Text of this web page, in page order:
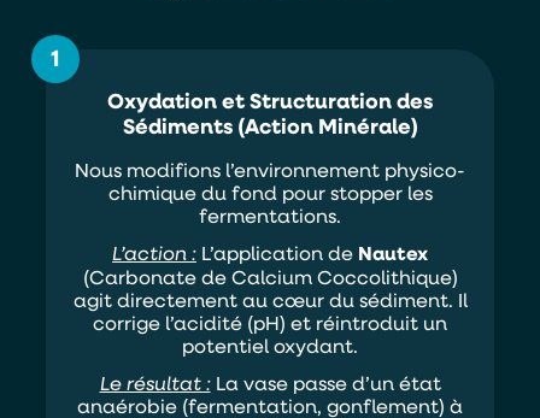
1
Oxydation et Structuration des
Sédiments (Action Minérale)
Nous modifions l’environnement physico-
chimique du fond pour stopper les
fermentations.
L’action : L’application de Nautex
(Carbonate de Calcium Coccolithique)
agit directement au cœur du sédiment. Il
corrige l’acidité (pH) et réintroduit un
potentiel oxydant.
Le résultat :La vase passe d’un état
anaérobie (fermentation, gonflement) à